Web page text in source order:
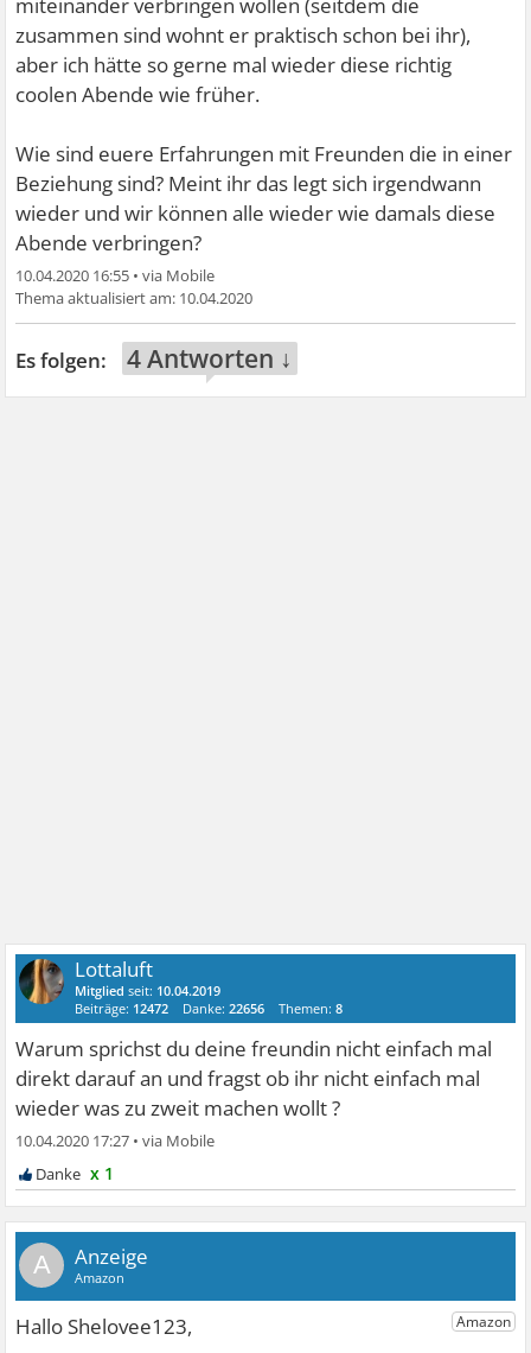
zusammen sind wohnt er praktisch schon bei ihr),
aber ich hätte so gerne mal wieder diese richtig
coolen Abende wie früher.
Wie sind euere Erfahrungen mit Freunden die in einer
Beziehung sind? Meint ihr das legt sich irgendwann
wieder und wir können alle wieder wie damals diese
Abende verbringen?
10.04.2020 16:55 •
10.04.2020
4 Antworten ↓
Lottaluft
Mitglied seit: 10.04.2019
Beiträge: 12472 Danke:22656 Themen:8
Warum sprichst du deine freundin nicht einfach mal
direkt darauf an und fragst ob ihr nicht einfach mal
wieder was zu zweit machen wollt ?
10.04.2020 17:27 •
x 1
A